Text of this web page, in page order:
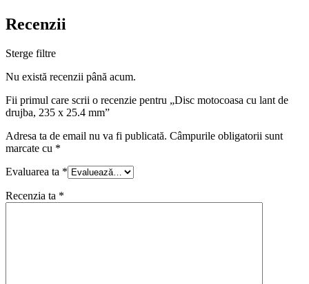
Recenzii
Sterge filtre
Nu există recenzii până acum.
Fii primul care scrii o recenzie pentru „Disc motocoasa cu lant de
drujba, 235 x 25.4 mm”
Adresa ta de email nu va fi publicată. Câmpurile obligatorii sunt
marcate cu *
Evaluarea ta *
Recenzia ta *